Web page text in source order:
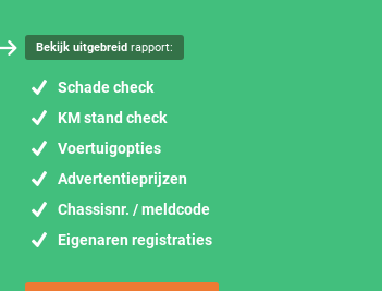
Bekijk uitgebreid rapport:
Schade check
KM stand check
Voertuigopties
Advertentieprijzen
Chassisnr. / meldcode
Eigenaren registraties